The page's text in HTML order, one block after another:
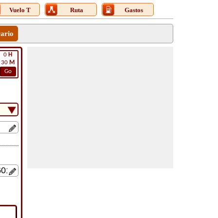
Vuelo T Ruta Gastos
0 H
30 M
Go